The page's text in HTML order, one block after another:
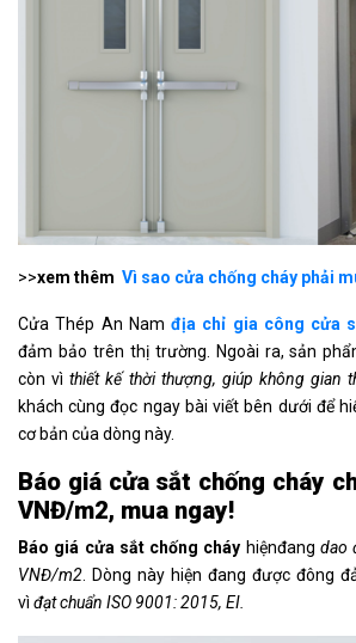
>>xem thêm Vì sao cửa chống cháy phải
Cửa Thép An Nam địa chỉ gia công cửa
đảm bảo trên thị trường. Ngoài ra, sản
còn vìthiết kế thời thượng, giúp không gian
khách cùng đọc ngay bài viết bên dưới để
cơ bản của dòng này.
Báo giá cửa sắt chống cháy
VNĐ/m2, mua ngay!
Báo giá cửa sắt chống cháy hiệnđang dao
VNĐ/m2 . Dòng này hiện đang được đông
vì đạt chuẩn ISO 9001: 2015, EI.